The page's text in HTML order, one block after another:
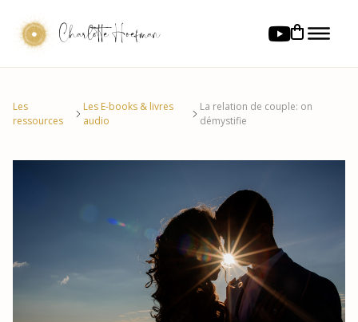
Charlotte Hoefman
Les
ressources
Les E-books & livres
audio
La relation de couple: on
démystifie